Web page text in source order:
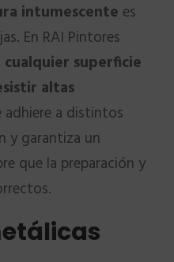
intumescente es
En RAI Pintores
superficie
altas
adhiere a distintos
y garantiza un
que la preparación y